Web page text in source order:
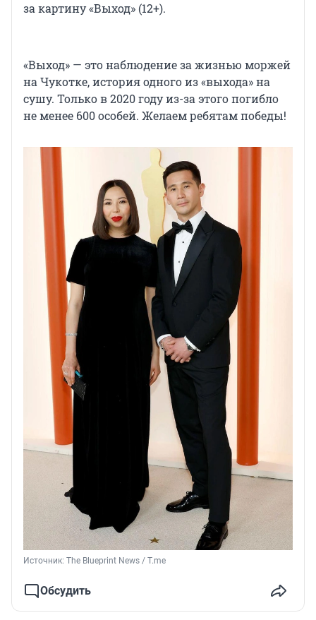
за картину «Выход» (12+).
«Выход» — это наблюдение за жизнью моржей
на Чукотке, история одного из «выхода» на
сушу. Только в 2020 году из-за этого погибло
не менее 600 особей. Желаем ребятам победы!
Источник: The Blueprint News / T.me
Обсудить